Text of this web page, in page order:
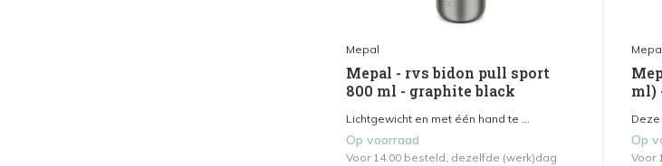
Mepal
Mepal - rvs bidon pull sport
800 ml - graphite black
Lichtgewicht en met één hand te ...
Op voorraad
Voor 14.00 besteld, dezelfde (werk)dag
ml)
Deze
Op
Voor